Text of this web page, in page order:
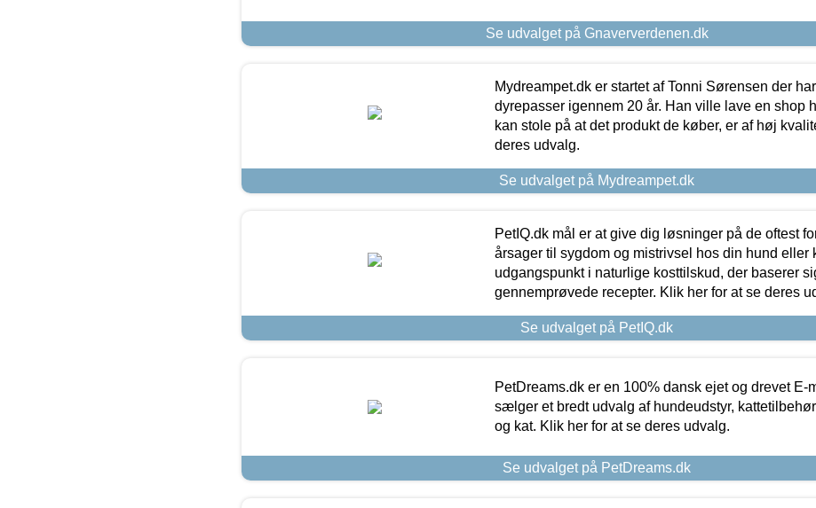
Se udvalget på Gnaververdenen.dk
Mydreampet.dk er startet af Tonni Sørensen der
dyrepasser igennem 20 år. Han ville lave en shop
kan stole på at det produkt de køber, er af høj
deres udvalg.
Se udvalget på Mydreampet.dk
PetIQ.dk mål er at give dig løsninger på de oftest
årsager til sygdom og mistrivsel hos din hund eller
udgangspunkt i naturlige kosttilskud, der baserer
gennemprøvede recepter. Klik her for at se deres
Se udvalget på PetIQ.dk
PetDreams.dk er en 100% dansk ejet og drevet
sælger et bredt udvalg af hundeudstyr,
og kat. Klik her for at se deres udvalg.
Se udvalget på PetDreams.dk